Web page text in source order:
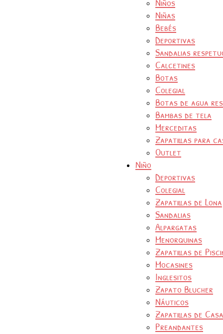
Niñas
Bebés
Deportivas
Sandalias
Calcetines
Botas
Colegial
Botas de agua
Bambas de tela
Merceditas
Zapatillas para
Outlet
Niño
Deportivas
Colegial
Zapatillas de Lona
Sandalias
Alpargatas
Menorquinas
Zapatillas de
Mocasines
Inglesitos
Zapato Blucher
Náuticos
Zapatillas de Casa
Preandantes